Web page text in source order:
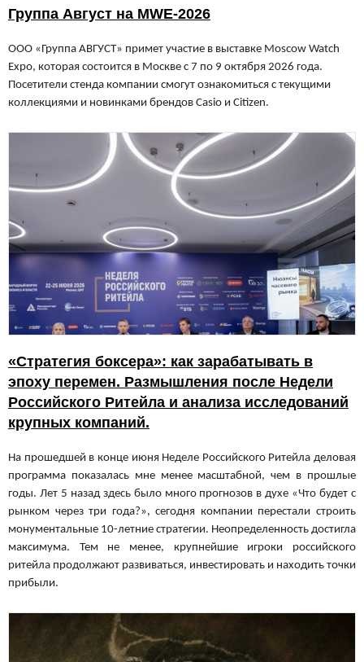
Группа Август на MWE-2026
ООО «Группа АВГУСТ» примет участие в выставке Moscow Watch
Expo, которая состоится в Москве с 7 по 9 октября 2026 года.
Посетители стенда компании смогут ознакомиться с текущими
коллекциями и новинками брендов Casio и Citizen.
«Стратегия боксера»: как зарабатывать в
эпоху перемен. Размышления после Недели
Российского Ритейла и анализа исследований
крупных компаний.
На прошедшей в конце июня Неделе Российского Ритейла деловая
программа показалась мне менее масштабной, чем в прошлые
годы. Лет 5 назад здесь было много прогнозов в духе «Что будет с
рынком через три года?», сегодня компании перестали строить
монументальные 10-летние стратегии. Неопределенность достигла
максимума. Тем не менее, крупнейшие игроки российского
ритейла продолжают развиваться, инвестировать и находить точки
прибыли.